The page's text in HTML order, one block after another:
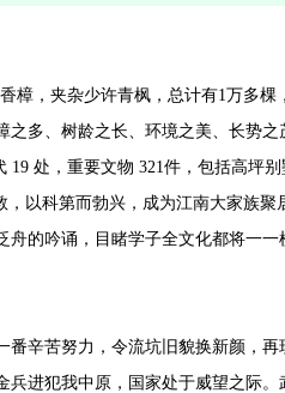
樟，夹杂少许青枫，总计有1万多棵
多、树龄之长、环境之美、长势之
19 处，重要文物 321件，包括高坪
以科第而勃兴，成为江南大家族聚
舟的吟诵，目睹学子全文化都将一一
辛苦努力，令流坑旧貌换新颜，再
进犯我中原，国家处于威望之际。